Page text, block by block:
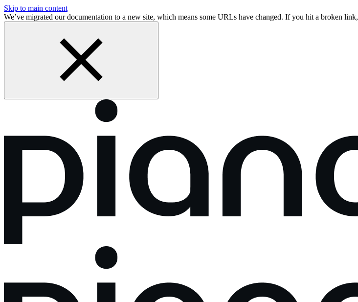
Skip to main content
We’ve migrated our documentation to a new site, which means some URLs have changed. If you hit a broken link,